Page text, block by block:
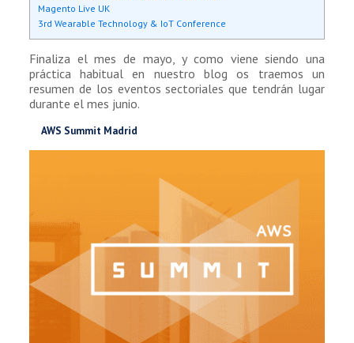
Magento Live UK
3rd Wearable Technology & IoT Conference
Finaliza el mes de mayo, y como viene siendo una
práctica habitual en nuestro blog os traemos un
resumen de los eventos sectoriales que tendrán lugar
durante el mes junio.
AWS Summit Madrid